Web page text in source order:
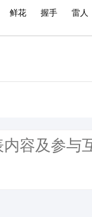
鲜花 握手 雷人